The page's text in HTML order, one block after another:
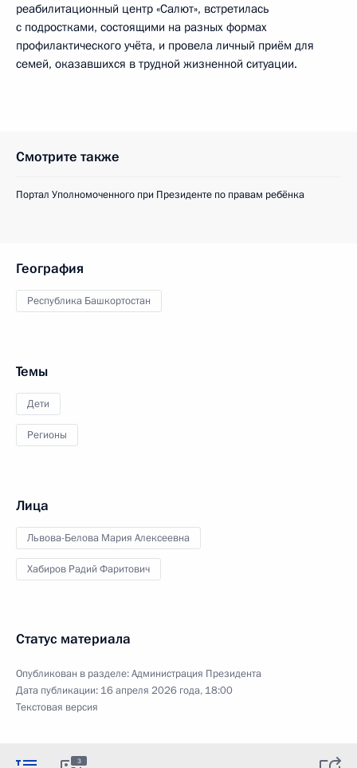
реабилитационный центр «Салют», встретилась
с подростками, состоящими на разных формах
профилактического учёта, и провела личный приём для
семей, оказавшихся в трудной жизненной ситуации.
Смотрите также
Портал Уполномоченного при Президенте по правам ребёнка
География
Республика Башкортостан
Темы
Дети
Регионы
Лица
Львова-Белова Мария Алексеевна
Хабиров Радий Фаритович
Статус материала
Опубликован в разделе:Администрация Президента
Дата публикации: 16 апреля 2026 года, 18:00
Текстовая версия
3